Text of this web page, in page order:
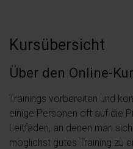
Kursübersicht
Über den Online-
Trainings vorbereiten und
einige Personen oft auf die
Leitfäden, an denen man
möglichst gutes Training zu